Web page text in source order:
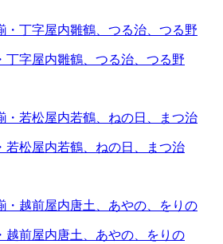
丁字屋内雛鶴、つる治、つる野
若松屋内若鶴、ねの日、まつ治
越前屋内唐土、あやの、をりの